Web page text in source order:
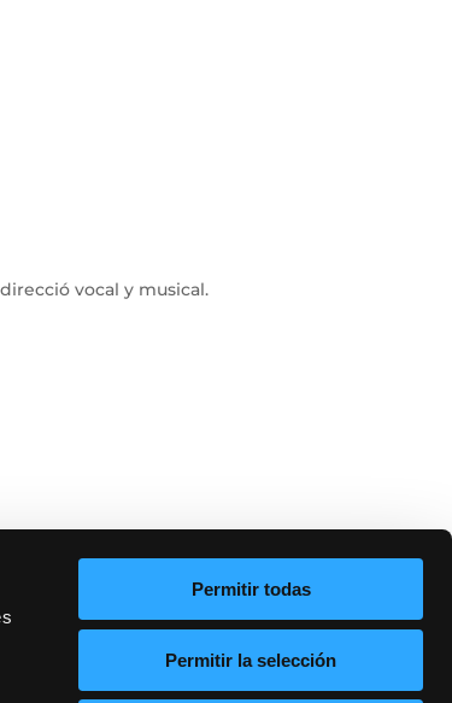
Permitir todas
Permitir la selección
vocal y musical.